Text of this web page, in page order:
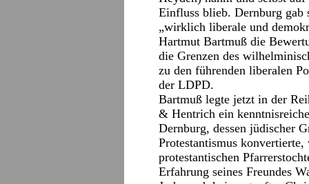
Einfluss blieb. Dernburg
„wirklich liberale und
Hartmut Bartmuß die
die Grenzen des
zu den führenden liberalen
der LDPD.
Bartmuß legte jetzt in der
& Hentrich ein
Dernburg, dessen jüdischer
Protestantismus
protestantischen
Erfahrung seines Freundes